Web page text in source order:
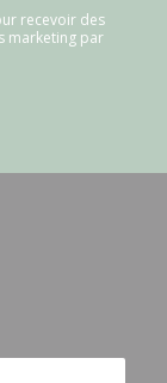
recevoir des
marketing par